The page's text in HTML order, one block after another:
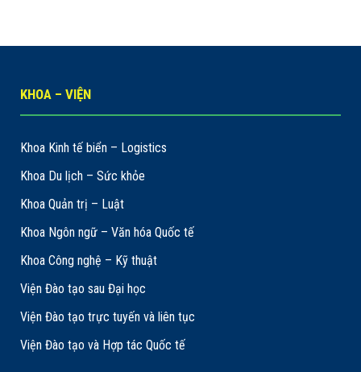
KHOA – VIỆN
Khoa Kinh tế biển – Logistics
Khoa Du lịch – Sức khỏe
Khoa Quản trị – Luật
Khoa Ngôn ngữ – Văn hóa Quốc tế
Khoa Công nghệ – Kỹ thuật
Viện Đào tạo sau Đại học
Viện Đào tạo trực tuyến và liên tục
Viện Đào tạo và Hợp tác Quốc tế